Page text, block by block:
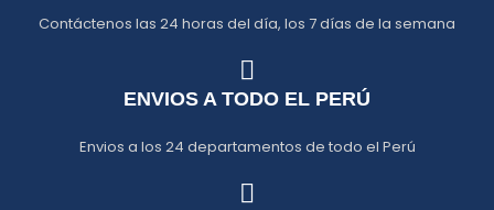
Contáctenos las 24 horas del día, los 7 días de la semana
ENVIOS A TODO EL PERÚ
Envios a los 24 departamentos de todo el Perú